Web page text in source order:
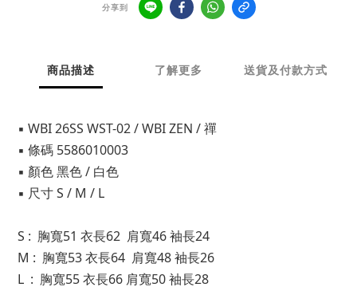
分享到
商品描述 了解更多 送貨及付款方式
▪ WBI 26SS WST-02 / WBI ZEN / 禪
▪ 條碼 5586010003
▪ 顏色 黑色 / 白色
▪ 尺寸 S / M / L
S : 胸寬51 衣長62 肩寬46 袖長24
M : 胸寬53 衣長64 肩寬48 袖長26
L : 胸寬55 衣長66 肩寬50 袖長28